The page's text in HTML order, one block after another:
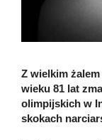
Z wielkim
wieku 81 lat
olimpijskich w
skokach